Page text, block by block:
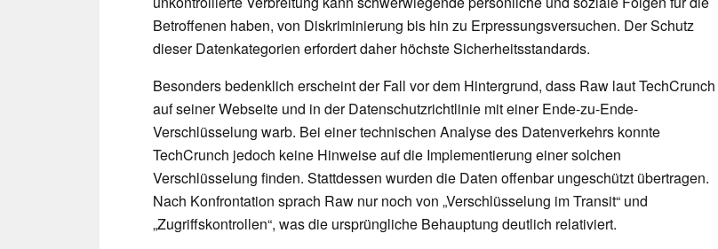
Betroffenen haben, von Diskriminierung bis hin zu Erpressungsversuchen. Der Schutz
dieser Datenkategorien erfordert daher höchste Sicherheitsstandards.
Besonders bedenklich erscheint der Fall vor dem Hintergrund, dass Raw laut TechCrunch
auf seiner Webseite und in der Datenschutzrichtlinie mit einer Ende-zu-Ende-
Verschlüsselung warb. Bei einer technischen Analyse des Datenverkehrs konnte
TechCrunch jedoch keine Hinweise auf die Implementierung einer solchen
Verschlüsselung finden. Stattdessen wurden die Daten offenbar ungeschützt übertragen.
Nach Konfrontation sprach Raw nur noch von „Verschlüsselung im Transit“ und
„Zugriffskontrollen“, was die ursprüngliche Behauptung deutlich relativiert.